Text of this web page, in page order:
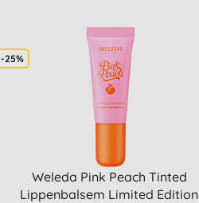
-25%
Weleda Pink Peach Tinted
Lippenbalsem Limited Edition